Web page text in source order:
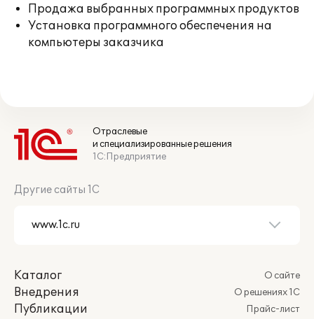
Продажа выбранных программных продуктов
Установка программного обеспечения на
компьютеры заказчика
Отраслевые
и специализированные решения
1С:Предприятие
Другие сайты 1С
Каталог
Внедрения
Публикации
О сайте
О решениях 1С
Прайс-лист